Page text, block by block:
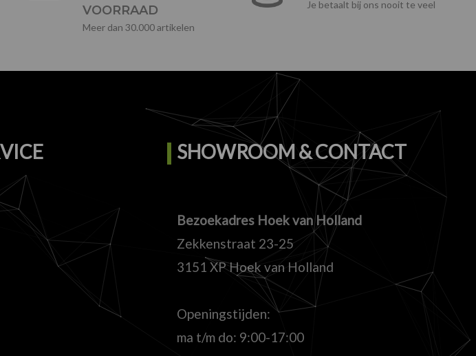
VOORRAAD
Meer dan 30.000 artikelen
Je betaalt bij ons nooit te veel
SHOWROOM & CONTACT
Bezoekadres Hoek van Holland
Zekkenstraat 23-25
3151 XP Hoek van Holland
Openingstijden:
ma t/m do: 9:00-17:00